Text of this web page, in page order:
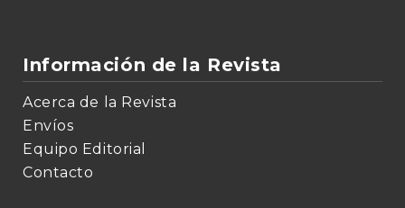
Información de la Revista
Acerca de la Revista
Envíos
Equipo Editorial
Contacto